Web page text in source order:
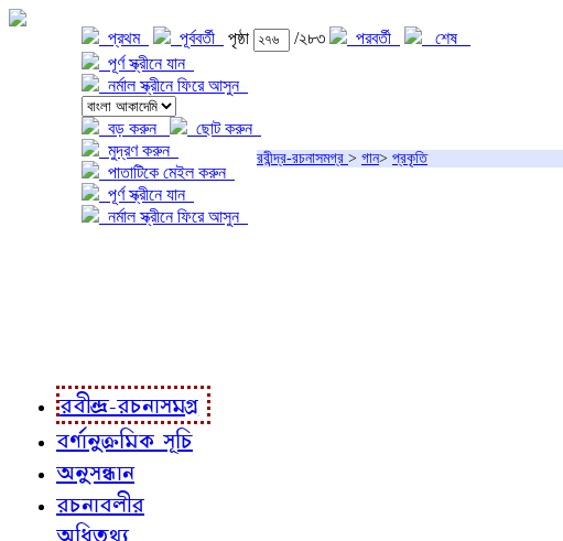
প্রথম পূর্ববর্তী পৃষ্ঠা /২৮৩ পরবর্তী
শেষ
পূর্ণ স্ক্রীনে যান
নর্মাল স্ক্রীনে ফিরে আসুন
বড় করুন
ছোট করুন
মুদ্রণ করুন
পাতাটিকে মেইল করুন
পূর্ণ স্ক্রীনে যান
নর্মাল স্ক্রীনে ফিরে আসুন
রবীন্দ্র-রচনাসমগ্র > গান> প্রকৃতি
রবীন্দ্র-রচনাসমগ্র
বর্ণানুক্রমিক সূচি
অনুসন্ধান
রচনাবলীর
অধিতথ্য